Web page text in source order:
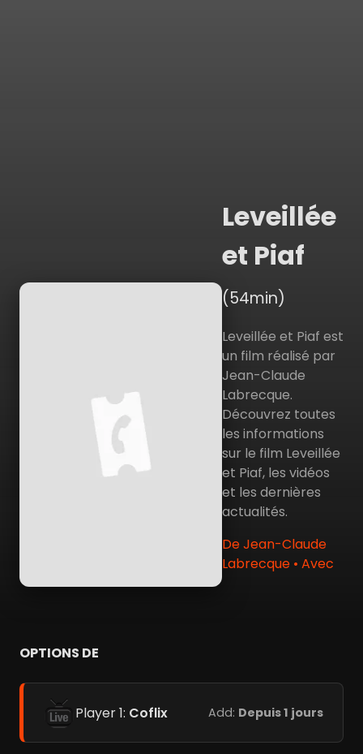
Leveillée
et Piaf
(54min)
Leveillée et Piaf est
un film réalisé par
Jean-Claude
Labrecque.
Découvrez toutes
les informations
sur le film Leveillée
et Piaf, les vidéos
et les dernières
actualités.
De Jean-Claude
Labrecque • Avec
OPTIONS DE
Player 1: Coflix Add: Depuis 1 jours